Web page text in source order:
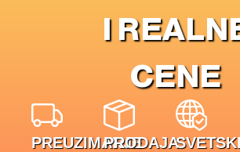
I
CENE
PREUZIMANJEPRODAJA